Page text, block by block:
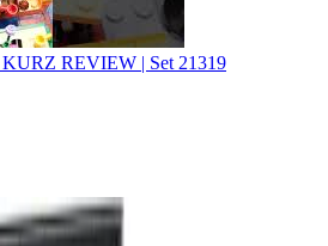
REVIEW | Set 21319